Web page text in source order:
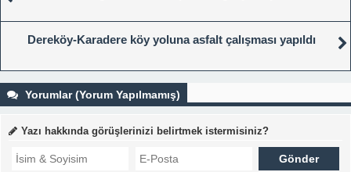
Dereköy-Karadere köy yoluna asfalt çalışması yapıldı
Yorumlar (Yorum Yapılmamış)
Yazı hakkında görüşlerinizi belirtmek istermisiniz?